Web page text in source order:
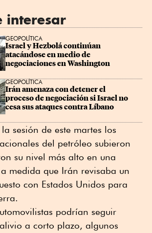
interesar
GEOPOLÍTICA
Israel y Hezbolá continúan
atacándose en medio de
negociaciones en Washington
GEOPOLÍTICA
Irán amenaza con detener el
proceso de negociación si Israel no
cesa sus ataques contra Líbano
sesión de este martes los
del petróleo subieron
su nivel más alto en una
medida que Irán revisaba un
con Estados Unidos para
podrían seguir
a corto plazo, algunos